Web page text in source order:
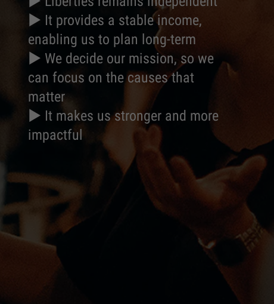
► It provides a stable income,
enabling us to plan long-term
► We decide our mission, so we
can focus on the causes that
matter
► It makes us stronger and more
impactful